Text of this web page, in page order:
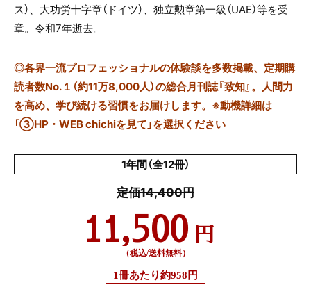
ス）、大功労十字章（ドイツ）、独立勲章第一級（UAE）等を受
章。令和7年逝去。
◎各界一流プロフェッショナルの体験談を多数掲載、定期購
読者数No.１（約11万8,000人）の総合月刊誌『致知』。人間力
を高め、学び続ける習慣をお届けします。※動機詳細は
「③HP・WEB chichiを見て」を選択ください
1年間（全12冊）
定価14,400円
11,500 円
（税込/送料無料）
1冊あたり約958円